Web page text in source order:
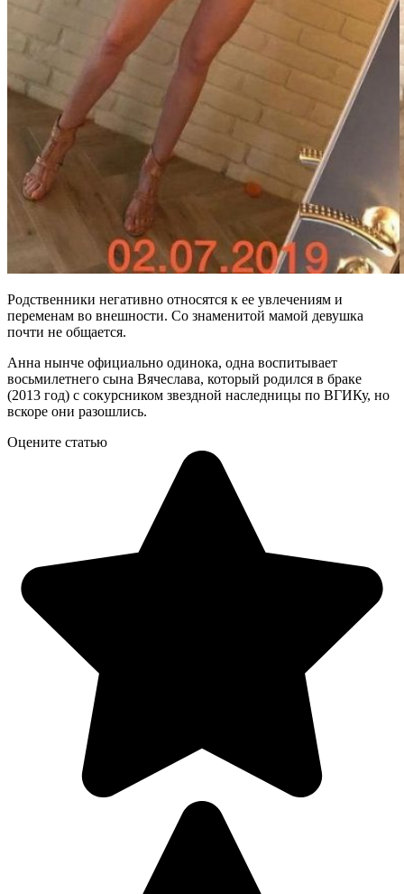
Родственники негативно относятся к ее увлечениям и
переменам во внешности. Со знаменитой мамой девушка
почти не общается.
Анна нынче официально одинока, одна воспитывает
восьмилетнего сына Вячеслава, который родился в браке
(2013 год) с сокурсником звездной наследницы по ВГИКу, но
вскоре они разошлись.
Оцените статью